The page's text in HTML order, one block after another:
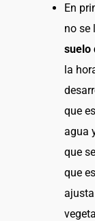
En
no se
suelo
la
que
agua
que
que